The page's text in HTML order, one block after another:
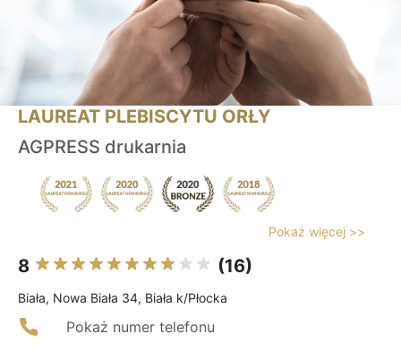
LAUREAT PLEBISCYTU ORŁY
AGPRESS drukarnia
Pokaż więcej >>
8 (16)
Biała, Nowa Biała 34, Biała k/Płocka
Pokaż numer telefonu